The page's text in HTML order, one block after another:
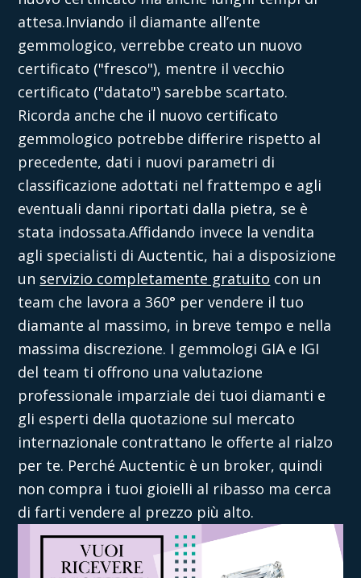
attesa.Inviando il diamante all’ente
gemmologico, verrebbe creato un nuovo
certificato ("fresco"), mentre il vecchio
certificato ("datato") sarebbe scartato.
Ricorda anche che il nuovo certificato
gemmologico potrebbe differire rispetto al
precedente, dati i nuovi parametri di
classificazione adottati nel frattempo e agli
eventuali danni riportati dalla pietra, se è
stata indossata.Affidando invece la vendita
agli specialisti di Auctentic, hai a disposizione
un servizio completamente gratuito con un
team che lavora a 360° per vendere il tuo
diamante al massimo, in breve tempo e nella
massima discrezione. I gemmologi GIA e IGI
del team ti offrono una valutazione
professionale imparziale dei tuoi diamanti e
gli esperti della quotazione sul mercato
internazionale contrattano le offerte al rialzo
per te. Perché Auctentic è un broker, quindi
non compra i tuoi gioielli al ribasso ma cerca
di farti vendere al prezzo più alto.